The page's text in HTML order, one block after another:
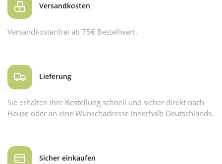
Versandkosten
Versandkostenfrei ab 75€ Bestellwert.
Lieferung
Sie erhalten Ihre Bestellung schnell und sicher direkt nach
Hause oder an eine Wunschadresse innerhalb Deutschlands.
Sicher einkaufen